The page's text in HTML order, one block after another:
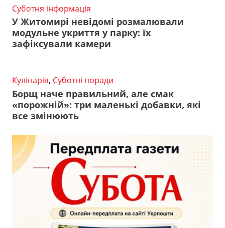
Суботня інформація
У Житомирі невідомі розмалювали
модульне укриття у парку: їх
зафіксували камери
Кулінарія, Суботні поради
Борщ наче правильний, але смак
«порожній»: три маленькі добавки, які
все змінюють